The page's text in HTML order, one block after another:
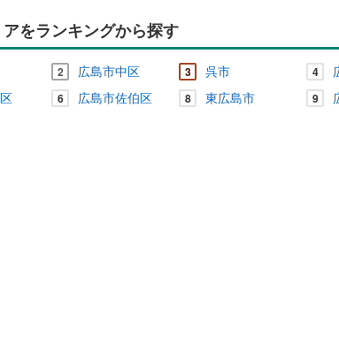
をランキングから探す
2 広島市中区 3 呉市 4
6 広島市佐伯区 8 東広島市 9